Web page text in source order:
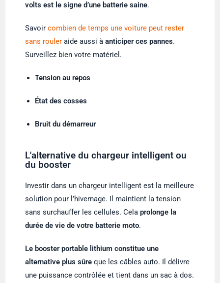
volts est le signe d’une batterie saine.
Savoircombien de temps une voiture peut rester
sans rouler aide aussi àanticiper ces pannes.
Surveillez bien votre matériel.
Tension au repos
État des cosses
Bruit du démarreur
L'alternative du chargeur intelligent ou
du booster
Investir dans un chargeur intelligent est la meilleure
solution pour l’hivernage. Il maintient la tension
sans surchauffer les cellules. Celaprolonge la
durée de vie de votre batterie moto.
Le booster portable lithium constitue une
alternative plus sûre que les câbles auto. Il délivre
une puissance contrôlée et tient dans un sac à dos.